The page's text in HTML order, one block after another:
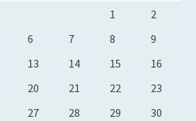
1
2
6 7 8
9
13 14 15
16
20 21 22
23
27 28 29
30